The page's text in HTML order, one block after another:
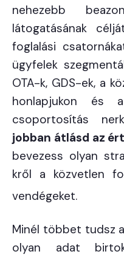
nehezebb
látogatásának
foglalási
ügyfelek
OTA-k, GDS-ek, a
honlapjukon és
csoportosítás
jobban átlásd az
bevezess olyan
kről a közvetlen
vendégeket.
Minél többet tudsz
olyan adat